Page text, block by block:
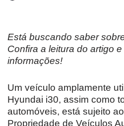
Está buscando saber
Confira a leitura do artigo
informações!
Um veículo amplamente
Hyundai i30, assim como
automóveis, está sujeito
Propriedade de Veículos